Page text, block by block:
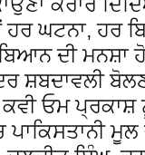
ਘਟਨਾ, ਹਰ
ਦੀ ਮਨਸ਼ਾ
ਸ਼ਬਦਾਵਲੀ
ਓਮ ਪ੍ਰਕਾਸ਼